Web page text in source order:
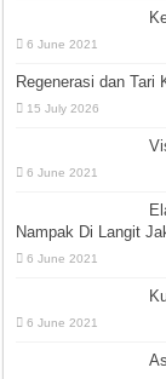
6 June 2021
Regenerasi dan Tari
15 July 2026
6 June 2021
Nampak Di Langit
6 June 2021
6 June 2021